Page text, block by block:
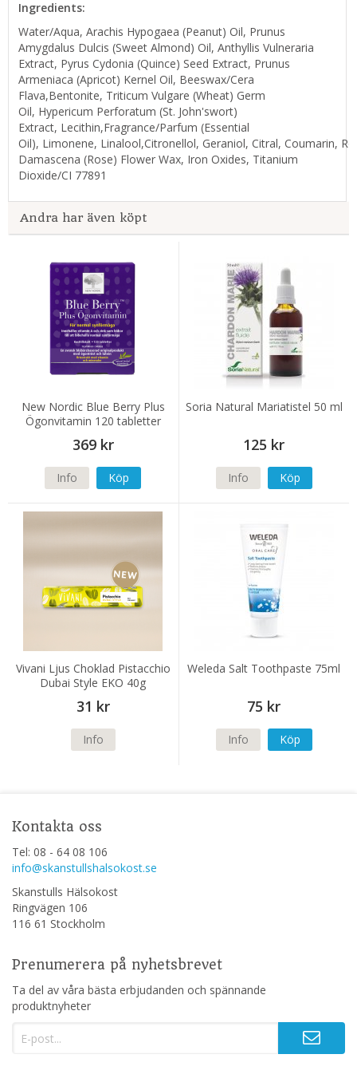
Ingredients:
Water/Aqua, Arachis Hypogaea (Peanut) Oil, Prunus
Amygdalus Dulcis (Sweet Almond) Oil, Anthyllis Vulneraria
Extract, Pyrus Cydonia (Quince) Seed Extract, Prunus
Armeniaca (Apricot) Kernel Oil, Beeswax/Cera
Flava,Bentonite, Triticum Vulgare (Wheat) Germ
Oil, Hypericum Perforatum (St. John'swort)
Extract, Lecithin,Fragrance/Parfum (Essential
Oil), Limonene, Linalool,Citronellol, Geraniol, Citral, Coumarin,
Damascena (Rose) Flower Wax, Iron Oxides, Titanium
Dioxide/CI 77891
Andra har även köpt
New Nordic Blue Berry Plus
Ögonvitamin 120 tabletter
369 kr
Info Köp
Soria Natural Mariatistel 50 ml
125 kr
Info Köp
Vivani Ljus Choklad Pistacchio
Dubai Style EKO 40g
31 kr
Info
Weleda Salt Toothpaste 75ml
75 kr
Info Köp
Kontakta oss
Tel: 08 - 64 08 106
info@skanstullshalsokost.se
Skanstulls Hälsokost
Ringvägen 106
116 61 Stockholm
Prenumerera på nyhetsbrevet
Ta del av våra bästa erbjudanden och spännande
produktnyheter